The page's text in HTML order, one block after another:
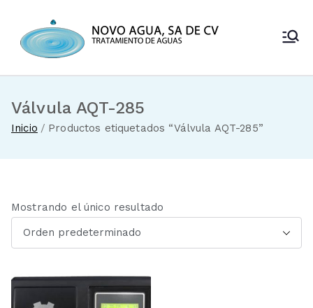
contenido
Novo Agua
Válvula AQT-285
Inicio Productos etiquetados “Válvula AQT-285”
Mostrando el único resultado